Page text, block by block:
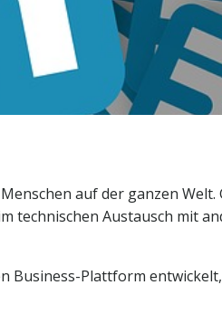
auf der ganzen Welt.
technischen Austausch mit
Business-Plattform